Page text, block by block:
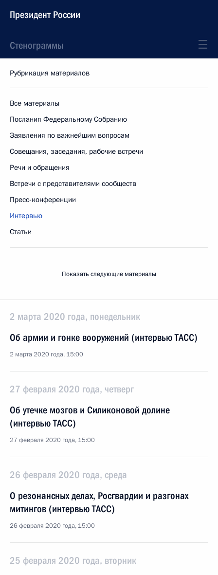
Президент России
Стенограммы
Рубрикация материалов
Все материалы
Послания Федеральному Собранию
Заявления по важнейшим вопросам
Совещания, заседания, рабочие встречи
Речи и обращения
Встречи с представителями сообществ
Пресс-конференции
Интервью
Статьи
Показать следующие материалы
2 марта 2020 года, понедельник
Об армии и гонке вооружений (интервью ТАСС)
2 марта 2020 года, 15:00
27 февраля 2020 года, четверг
Об утечке мозгов и Силиконовой долине
(интервью ТАСС)
27 февраля 2020 года, 15:00
26 февраля 2020 года, среда
О резонансных делах, Росгвардии и разгонах
митингов (интервью ТАСС)
26 февраля 2020 года, 15:00
25 февраля 2020 года, вторник